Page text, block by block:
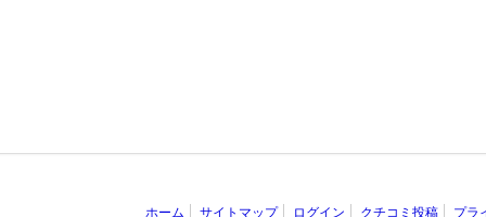
ホーム サイトマップ ログイン クチコミ投稿 プラ